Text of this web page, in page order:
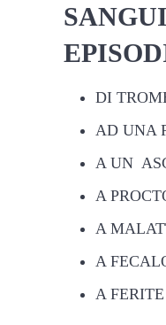
DI
AD UNA
A UN
A
A
A
A